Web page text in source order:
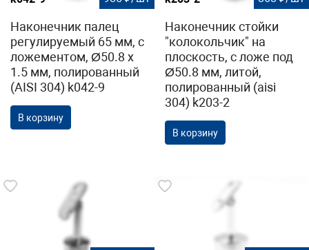
Наконечник палец
регулируемый 65 мм, с
ложементом, Ø50.8 х
1.5 мм, полированный
(AISI 304) k042-9
В корзину
Наконечник стойки
"колокольчик" на
плоскость, с ложе под
Ø50.8 мм, литой,
полированный (aisi
304) k203-2
В корзину